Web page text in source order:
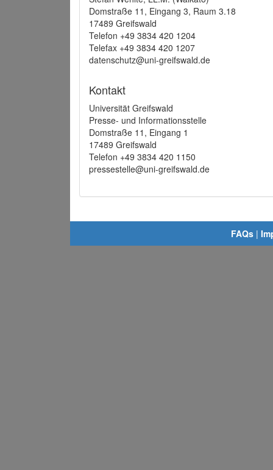
Domstraße 11, Eingang 3, Raum 3.18
17489 Greifswald
Telefon +49 3834 420 1204
Telefax +49 3834 420 1207
datenschutz@uni-greifswald.de
Kontakt
Universität Greifswald
Presse- und Informationsstelle
Domstraße 11, Eingang 1
17489 Greifswald
Telefon +49 3834 420 1150
pressestelle@uni-greifswald.de
FAQs |